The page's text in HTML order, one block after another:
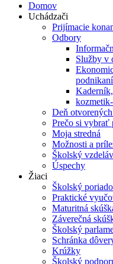
Domov
Uchádzači
Prijímacie
Odbory
Služby v
Deň
Prečo si vybrať
Moja stredná
Možnosti a
Školský
Úspechy
Žiaci
Školský
Praktické
Maturitná
Záverečná
Školský
Schránka
Krúžky
Školský